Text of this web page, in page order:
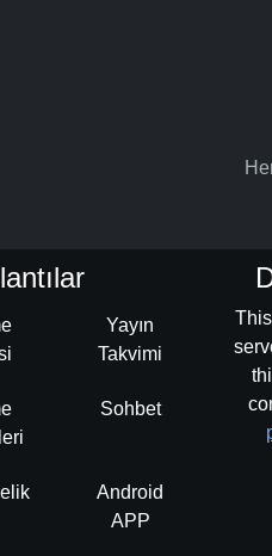
Yayın
Takvimi
Sohbet
Android
APP